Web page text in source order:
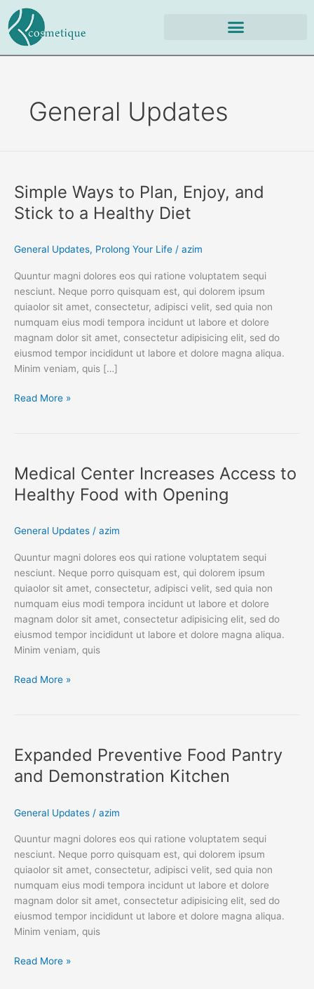
content
General Updates
Simple Ways to Plan, Enjoy, and
Stick to a Healthy Diet
General Updates, Prolong Your Life / azim
Quuntur magni dolores eos qui ratione voluptatem sequi
nesciunt. Neque porro quisquam est, qui dolorem ipsum
quiaolor sit amet, consectetur, adipisci velit, sed quia non
numquam eius modi tempora incidunt ut labore et dolore
magnam dolor sit amet, consectetur adipisicing elit, sed do
eiusmod tempor incididunt ut labore et dolore magna aliqua.
Minim veniam, quis […]
to
Plan,
Enjoy,
Stick
a
Healthy
Diet
Read More »
Medical Center Increases Access to
Healthy Food with Opening
General Updates / azim
Quuntur magni dolores eos qui ratione voluptatem sequi
nesciunt. Neque porro quisquam est, qui dolorem ipsum
quiaolor sit amet, consectetur, adipisci velit, sed quia non
numquam eius modi tempora incidunt ut labore et dolore
magnam dolor sit amet, consectetur adipisicing elit, sed do
eiusmod tempor incididunt ut labore et dolore magna aliqua.
Minim veniam, quis
Increases
Access
to
Food
Opening
Read More »
Expanded Preventive Food Pantry
and Demonstration Kitchen
General Updates / azim
Quuntur magni dolores eos qui ratione voluptatem sequi
nesciunt. Neque porro quisquam est, qui dolorem ipsum
quiaolor sit amet, consectetur, adipisci velit, sed quia non
numquam eius modi tempora incidunt ut labore et dolore
magnam dolor sit amet, consectetur adipisicing elit, sed do
eiusmod tempor incididunt ut labore et dolore magna aliqua.
Minim veniam, quis
Food
Pantry
and
Kitchen
Read More »